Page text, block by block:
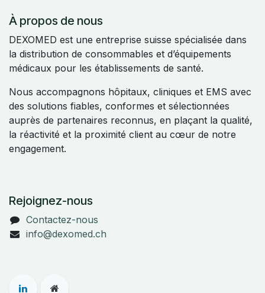
À propos de nous
DEXOMED est une entreprise suisse spécialisée dans
la distribution de consommables et d’équipements
médicaux pour les établissements de santé.
Nous accompagnons hôpitaux, cliniques et EMS avec
des solutions fiables, conformes et sélectionnées
auprès de partenaires reconnus, en plaçant la qualité,
la réactivité et la proximité client au cœur de notre
engagement.
Rejoignez-nous
Contactez-nous
info@dexomed.ch